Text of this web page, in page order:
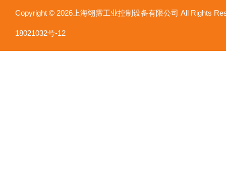
Copyright © 2026上海翊霈工业控制设备有限公司 All Rights
18021032号-12